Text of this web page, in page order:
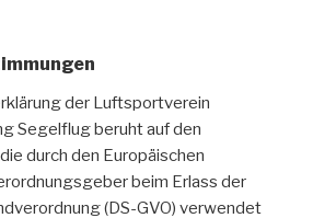
der Luftsportverein
Segelflug beruht auf den
durch den Europäischen
beim Erlass der
(DS-GVO) verwendet